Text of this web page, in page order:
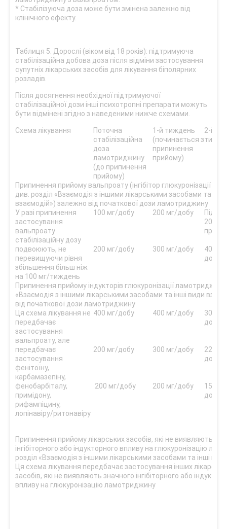
* Стабілізуюча доза може бути змінена залежно від
клінічного ефекту.
Таблиця 5. Дорослі (віком від 18 років): підтримуюча
стабілізаційна добова доза після відміни застосування
супутніх лікарських засобів для лікування біполярних
розладів.
Після досягнення необхідної підтримуючої
стабілізаційної дози інші психотропні препарати можуть
бути відмінені згідно з наведеними нижче схемами.
Схема лікування
Поточна
стабілізаційна
доза
ламотриджину
(до припинення
прийому)
1-й тиждень
(починається з
припинення
прийому)
2-й
Припинення прийому вальпроату (інгібітор глюкуронізації
див. розділ «Взаємодія з іншими лікарськими засобами та
взаємодій») залежно від початкової дози ламотриджину
У разі припинення
застосування
вальпроату
стабілізаційну дозу
подвоюють, не
перевищуючи рівня
збільшення більш ніж
на 100 мг/тиждень
100 мг/добу 200 мг/добу
200
200 мг/добу 300 мг/добу
400
добу
Припинення прийому індукторів глюкуронізації
«Взаємодія з іншими лікарськими засобами та інші види
від початкової дози ламотриджину
Ця схема лікування не
передбачає
застосування
вальпроату, але
передбачає
застосування
фенітоїну,
карбамазепіну,
фенобарбіталу,
примідону,
рифампіцину,
лопінавіру/ритонавіру
400 мг/добу 400 мг/добу
300
добу
200 мг/добу 300 мг/добу
225
добу
200 мг/добу 200 мг/добу
150
добу
Припинення прийому лікарських засобів, які не виявляють
інгібіторного або індукторного впливу на глюкуронізацію
розділ «Взаємодія з іншими лікарськими засобами та інші
Ця схема лікування передбачає застосування інших
засобів, які не виявляють значного інгібіторного або
впливу на глюкуронізацію ламотриджину